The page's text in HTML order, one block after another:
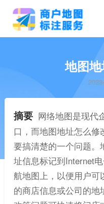
地图
摘要 网络地图是现代
口，而地图地址怎么修
要搞清楚的一个问题。
址信息标记到Internet
航地图上，以便用户可
的商店信息或公司的